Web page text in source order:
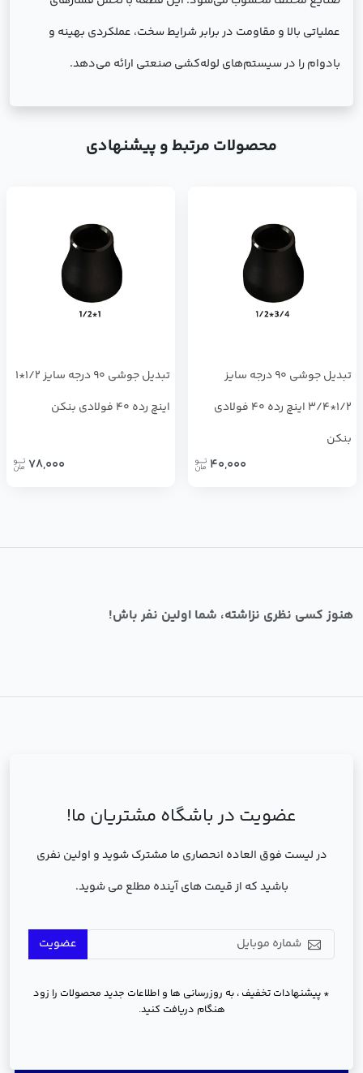
عملیاتی بالا و مقاومت در برابر شرایط سخت، عملکردی بهینه و
بادوام را در سیستم‌های لوله‌کشی صنعتی ارائه می‌دهد.
محصولات مرتبط و پیشنهادی
تبدیل جوشی 90 درجه سایز
1/2*3/4 اینچ رده 40 فولادی
بنکن
40,000
تبدیل جوشی 90 درجه سایز 1/2*1
اینچ رده 40 فولادی بنکن
78,000
هنوز کسی نظری نزاشته، شما اولین نفر باش!
عضویت در باشگاه مشتریان ما!
در لیست فوق العاده انحصاری ما مشترک شوید و اولین نفری
باشید که از قیمت های آینده مطلع می شوید.
عضویت
* پیشنهادات تخفیف ، به روزرسانی ها و اطلاعات جدید محصولات را زود
هنگام دریافت کنید.